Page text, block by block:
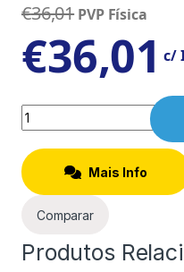
€36,01 PVP Física
€36,01 c/
Quantity
Mais Info
Comparar
Produtos